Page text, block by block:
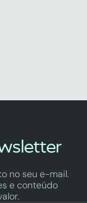
no seu e-mail.
e conteúdo